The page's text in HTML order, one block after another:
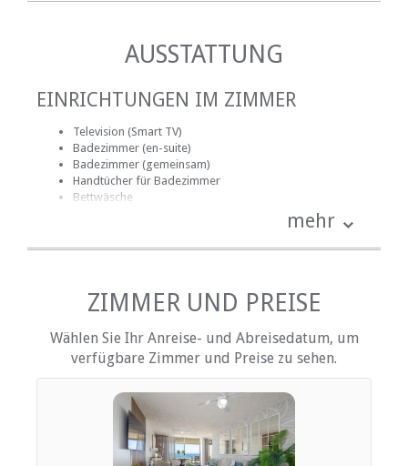
AUSSTATTUNG
EINRICHTUNGEN IM ZIMMER
Television (Smart TV)
Badezimmer (en-suite)
Badezimmer (gemeinsam)
Handtücher für Badezimmer
Bettwäsche
Terrasse / Veranda / Balkon
EINRICHTUNGEN AUF DEM GELÄNDE
Elevators
Kinderfreundlich (alle Altersgruppen)
Garten(e)
Zimmerreinigung (täglich)
Parkplatz (abseits der Straße)
Sicherheit (Wache)
Rauchen: Nicht drinnen
mehr
ZIMMER UND PREISE
Wählen Sie Ihr Anreise- und Abreisedatum, um
verfügbare Zimmer und Preise zu sehen.